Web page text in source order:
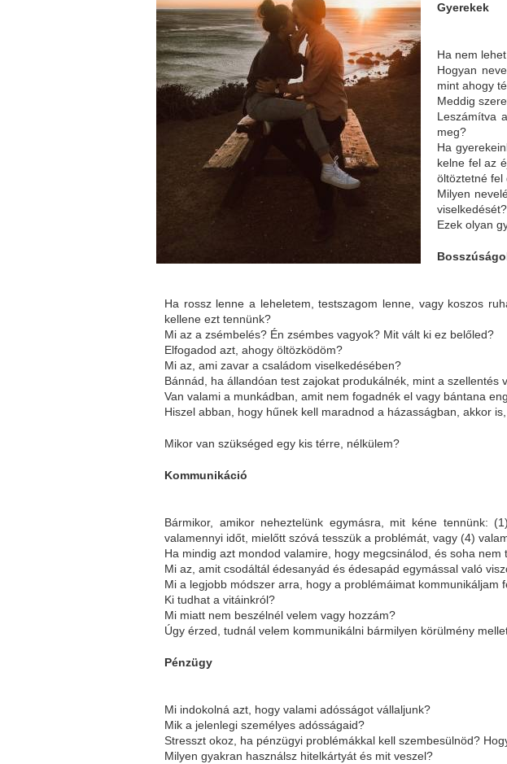
Gyerekek
Ha nem
Hogyan
mint ahogy
Meddig
Leszámítva
meg?
Ha
kelne fel az
öltöztetné fel
Milyen
viselkedését?
Ezek olyan
Ha rossz lenne a leheletem, testszagom lenne, vagy koszos
kellene ezt tennünk?
Mi az a zsémbelés? Én zsémbes vagyok? Mit vált ki ez belőled?
Elfogadod azt, ahogy öltözködöm?
Mi az, ami zavar a családom viselkedésében?
Bánnád, ha állandóan test zajokat produkálnék, mint a szellentés
Van valami a munkádban, amit nem fogadnék el vagy bántana
Hiszel abban, hogy hűnek kell maradnod a házasságban, akkor
Mikor van szükséged egy kis térre, nélkülem?
Kommunikáció
Bármikor, amikor neheztelünk egymásra, mit kéne tennünk:
valamennyi időt, mielőtt szóvá tesszük a problémát, vagy (4)
Ha mindig azt mondod valamire, hogy megcsinálod, és soha
Mi az, amit csodáltál édesanyád és édesapád egymással való
Mi a legjobb módszer arra, hogy a problémáimat kommunikáljam
Ki tudhat a vitáinkról?
Mi miatt nem beszélnél velem vagy hozzám?
Úgy érzed, tudnál velem kommunikálni bármilyen körülmény
Pénzügy
Mi indokolná azt, hogy valami adósságot vállaljunk?
Mik a jelenlegi személyes adósságaid?
Stresszt okoz, ha pénzügyi problémákkal kell szembesülnöd?
Milyen gyakran használsz hitelkártyát és mit veszel?